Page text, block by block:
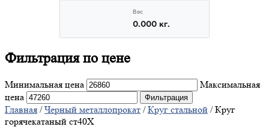
Фильтрацияпо цене
Минимальная цена
Максимальная
цена
Фильтрация
Главная /Черный металлопрокат /Круг стальной / Круг
горячекатаный ст40Х